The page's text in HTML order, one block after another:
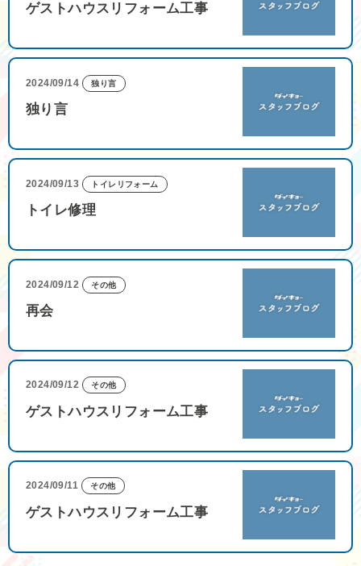
ゲストハウスリフォーム工事
2024/09/14 独り言
独り言
2024/09/13 トイレリフォーム
トイレ修理
2024/09/12 その他
再会
2024/09/12 その他
ゲストハウスリフォーム工事
2024/09/11 その他
ゲストハウスリフォーム工事